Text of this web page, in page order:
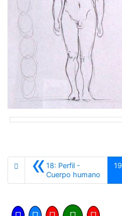
«18: Perfil -
Cuerpo humano
19